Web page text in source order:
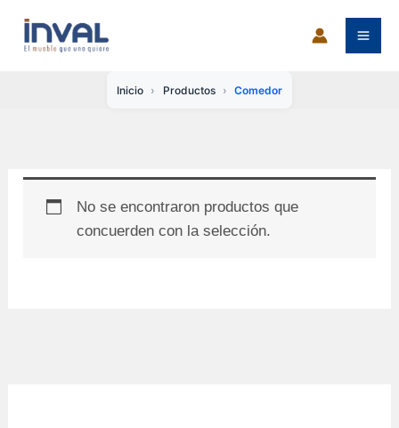
Inicio Productos Comedor
No se encontraron productos que
concuerden con la selección.